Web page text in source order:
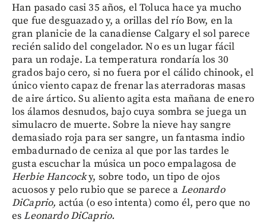
Han pasado casi 35 años, el Toluca hace ya mucho
que fue desguazado y, a orillas del río Bow, en la
gran planicie de la canadiense Calgary el sol parece
recién salido del congelador. No es un lugar fácil
para un rodaje. La temperatura rondaría los 30
grados bajo cero, si no fuera por el cálido chinook, el
único viento capaz de frenar las aterradoras masas
de aire ártico. Su aliento agita esta mañana de enero
los álamos desnudos, bajo cuya sombra se juega un
simulacro de muerte. Sobre la nieve hay sangre
demasiado roja para ser sangre, un fantasma indio
embadurnado de ceniza al que por las tardes le
gusta escuchar la música un poco empalagosa de
Herbie Hancocky, sobre todo, un tipo de ojos
acuosos y pelo rubio que se parece a Leonardo
DiCaprio, actúa (o eso intenta) como él, pero que no
esLeonardo DiCaprio.